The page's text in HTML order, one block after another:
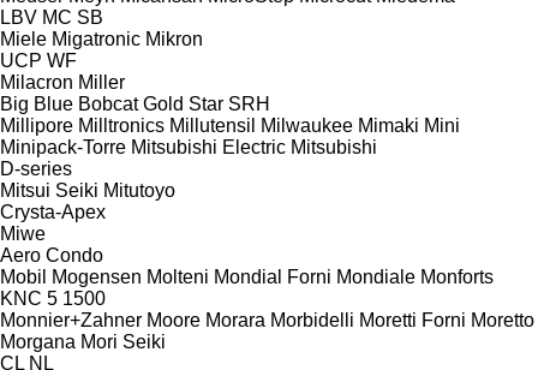
LBV MC SB
Miele Migatronic Mikron
UCP WF
Milacron Miller
Big Blue Bobcat Gold Star SRH
Millipore Milltronics Millutensil Milwaukee Mimaki Mini
Minipack-Torre Mitsubishi Electric Mitsubishi
D-series
Mitsui Seiki Mitutoyo
Crysta-Apex
Miwe
Aero Condo
Mobil
Mogensen Molteni Mondial Forni Mondiale Monforts
KNC 5 1500
Monnier+Zahner Moore Morara Morbidelli Moretti Forni Moretto
Morgana Mori Seiki
CL NL